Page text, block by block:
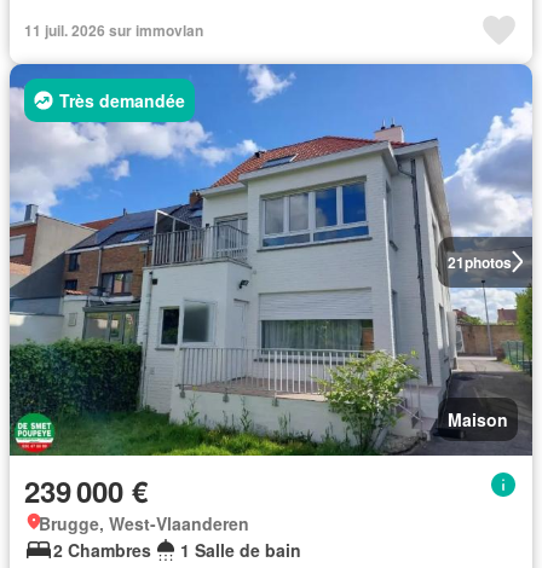
11 juil. 2026 sur immovlan
21photos
Très demandée
Maison
239 000 €
Brugge, West-Vlaanderen
2 Chambres
1 Salle de bain